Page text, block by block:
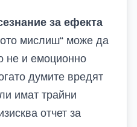
за ефекта
мислиш“ може да
не и емоционно
думите вредят
имат трайни
отчет за